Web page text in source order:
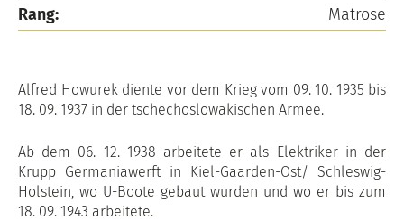
Rang:
Matrose
Alfred Howurek diente vor dem Krieg vom 09. 10. 1935 bis
18. 09. 1937 in der tschechoslowakischen Armee.
Ab dem 06. 12. 1938 arbeitete er als Elektriker in der
Krupp Germaniawerft in Kiel-Gaarden-Ost/ Schleswig-
Holstein, wo U-Boote gebaut wurden und wo er bis zum
18. 09. 1943 arbeitete.